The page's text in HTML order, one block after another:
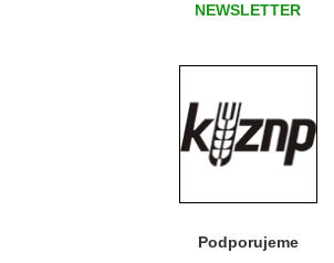
NEWSLETTER
Podporujeme